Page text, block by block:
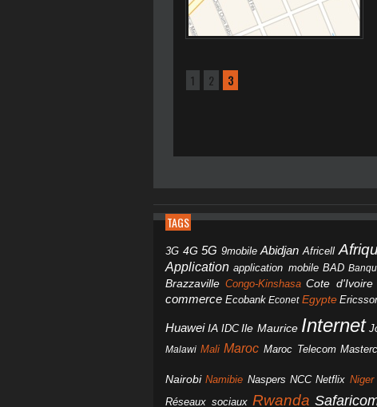
1 2 3
TAGS
3G 4G 5G 9mobile Abidjan Africell
Application application mobile BAD
Brazzaville Congo-Kinshasa Cote d'Ivoire
commerce Ecobank Econet Egypte
Huawei IA IDC Ile Maurice Internet
Malawi Mali Maroc Maroc Telecom
Nairobi Namibie Naspers NCC Netflix Niger
Réseaux sociaux Rwanda